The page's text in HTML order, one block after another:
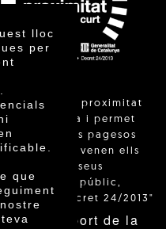
lloc
per
que
"La venda de proximitat
està regulada i permet
identificar els pagesos
catalans que venen ells
mateixos els seus
productes al públic,
segons el Decret 24/2013"
Amb el suport de la